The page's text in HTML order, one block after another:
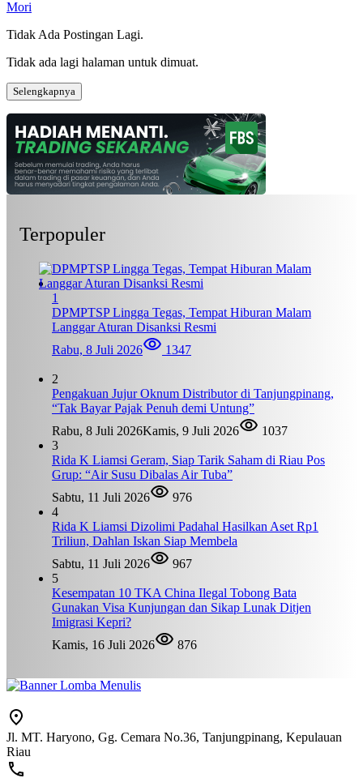
Mori
Tidak Ada Postingan Lagi.
Tidak ada lagi halaman untuk dimuat.
Selengkapnya
Terpopuler
1
DPMPTSP Lingga Tegas, Tempat Hiburan Malam
Langgar Aturan Disanksi Resmi
Rabu, 8 Juli 2026
1347
2
Pengakuan Jujur Oknum Distributor di Tanjungpinang,
“Tak Bayar Pajak Penuh demi Untung”
Rabu, 8 Juli 2026Kamis, 9 Juli 2026
1037
3
Rida K Liamsi Geram, Siap Tarik Saham di Riau Pos
Grup: “Air Susu Dibalas Air Tuba”
Sabtu, 11 Juli 2026
976
4
Rida K Liamsi Dizolimi Padahal Hasilkan Aset Rp1
Triliun, Dahlan Iskan Siap Membela
Sabtu, 11 Juli 2026
967
5
Kesempatan 10 TKA China Ilegal Tobong Bata
Gunakan Visa Kunjungan dan Sikap Lunak Ditjen
Imigrasi Kepri?
Kamis, 16 Juli 2026
876
Jl. MT. Haryono, Gg. Cemara No.36, Tanjungpinang, Kepulauan
Riau